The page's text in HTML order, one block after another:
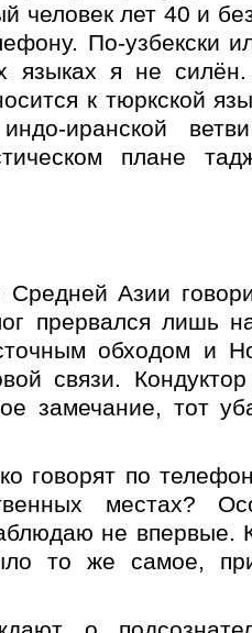
человек лет 40 и
По-узбекски
языках я не
к тюркской
иранской
плане
Азии
прервался лишь
обходом и
связи.
замечание, тот
говорят по
местах?
не впервые.
то же самое,